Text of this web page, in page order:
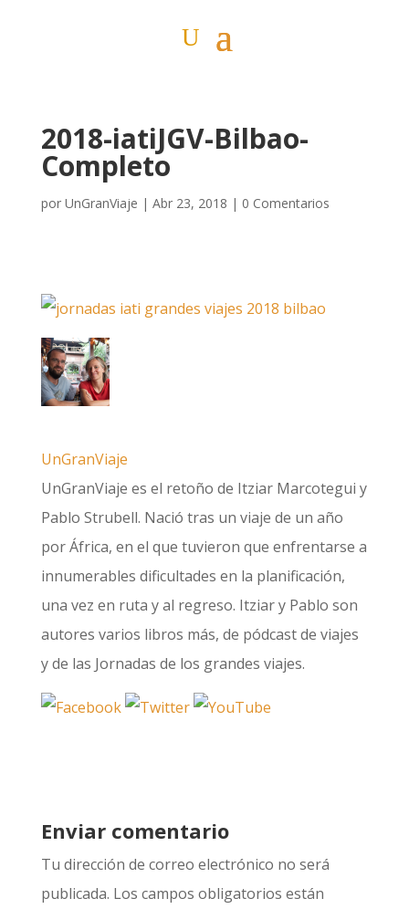
2018-iatiJGV-Bilbao-
Completo
por UnGranViaje | Abr 23, 2018 | 0 Comentarios
UnGranViaje
UnGranViaje es el retoño de Itziar Marcotegui y
Pablo Strubell. Nació tras un viaje de un año
por África, en el que tuvieron que enfrentarse a
innumerables dificultades en la planificación,
una vez en ruta y al regreso. Itziar y Pablo son
autores varios libros más, de pódcast de viajes
y de las Jornadas de los grandes viajes.
Enviar comentario
Tu dirección de correo electrónico no será
publicada. Los campos obligatorios están